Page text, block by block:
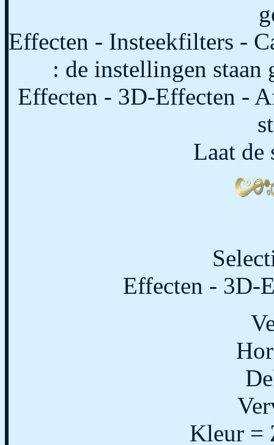
Effecten - Insteekfilters -
: de instellingen
Effecten - 3D-Effecten -
Laat de
Effecten - 3D-
Kleur =